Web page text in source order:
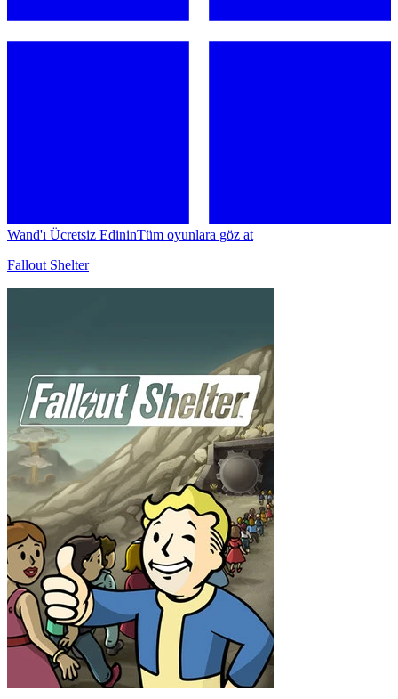
Wand'ı Ücretsiz EdininTüm oyunlara göz at
Fallout Shelter